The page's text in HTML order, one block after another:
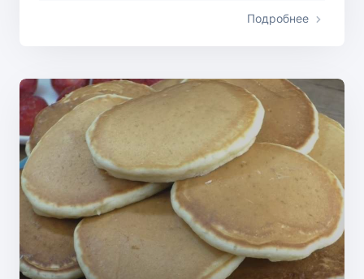
Подробнее